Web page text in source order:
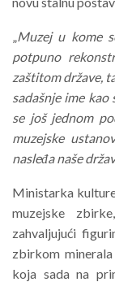
Muzej u kome
potpuno
zaštitom države,
sadašnje ime
se još jednom
muzejske
nasleđa naše
Ministarka
muzejske
zahvaljujući
zbirkom
koja sada na